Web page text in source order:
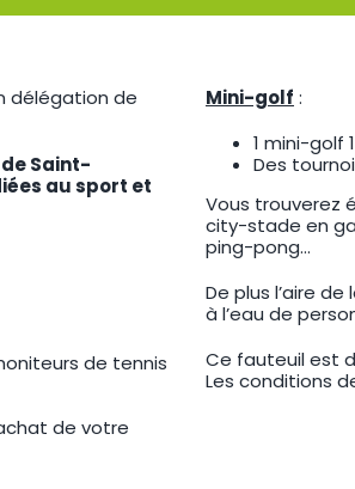
délégation de
Saint-
au sport et
de tennis
de votre
Mini-golf :
1 mini-golf
Des
Vous trouverez
city-stade en
ping-pong…
De plus l’aire
à l’eau de
Ce fauteuil est
Les conditions